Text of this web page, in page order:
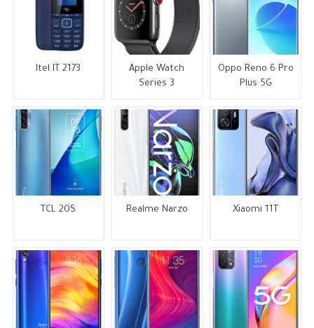
Itel IT 2173
Apple Watch
Series 3
Oppo Reno 6 Pro
Plus 5G
TCL 20S Realme Narzo Xiaomi 11T